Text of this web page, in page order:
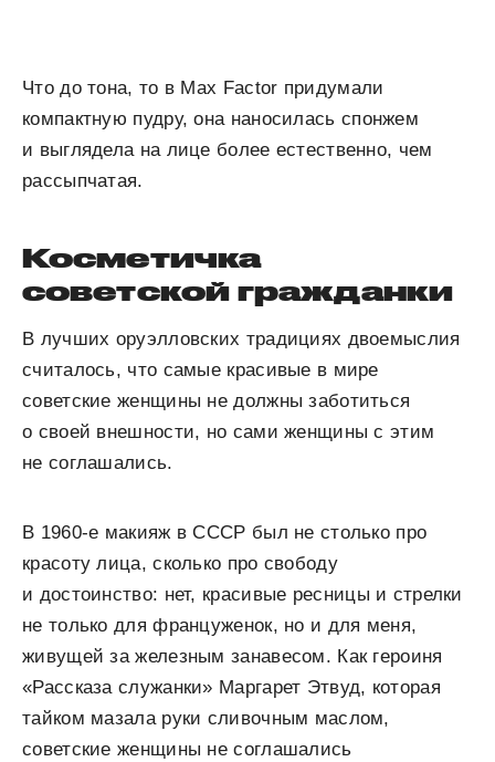
Что до тона, то в Max Factor придумали
компактную пудру, она наносилась спонжем
и выглядела на лице более естественно, чем
рассыпчатая.
Косметичка
советской гражданки
В лучших оруэлловских традициях двоемыслия
считалось, что самые красивые в мире
советские женщины не должны заботиться
о своей внешности, но сами женщины с этим
не соглашались.
В 1960-е макияж в СССР был не столько про
красоту лица, сколько про свободу
и достоинство: нет, красивые ресницы и стрелки
не только для француженок, но и для меня,
живущей за железным занавесом. Как героиня
«Рассказа служанки» Маргарет Этвуд, которая
тайком мазала руки сливочным маслом,
советские женщины не соглашались